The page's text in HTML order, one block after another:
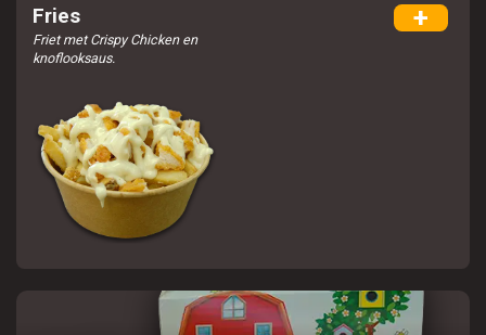
Fries
Friet met Crispy Chicken en
knoflooksaus.
+